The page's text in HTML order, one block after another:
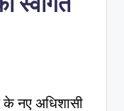
के नए अधिशासी